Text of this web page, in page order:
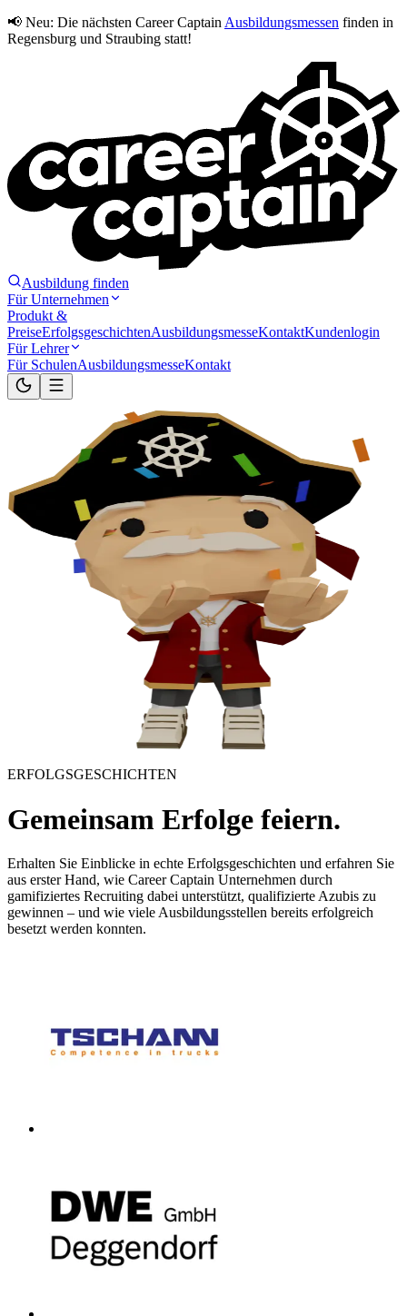
📢 Neu: Die nächsten Career Captain Ausbildungsmessen finden in
Regensburg und Straubing statt!
Ausbildung finden
Für Unternehmen
Produkt &
PreiseErfolgsgeschichtenAusbildungsmesseKontaktKundenlogin
Für Lehrer
Für SchulenAusbildungsmesseKontakt
ERFOLGSGESCHICHTEN
Gemeinsam Erfolge feiern.
Erhalten Sie Einblicke in echte Erfolgsgeschichten und erfahren Sie
aus erster Hand, wie Career Captain Unternehmen durch
gamifiziertes Recruiting dabei unterstützt, qualifizierte Azubis zu
gewinnen – und wie viele Ausbildungsstellen bereits erfolgreich
besetzt werden konnten.